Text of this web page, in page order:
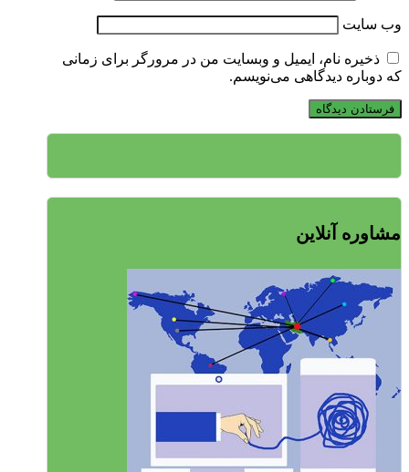
وب‌ سایت
ذخیره نام، ایمیل و وبسایت من در مرورگر برای زمانی
که دوباره دیدگاهی می‌نویسم.
مشاوره آنلاین